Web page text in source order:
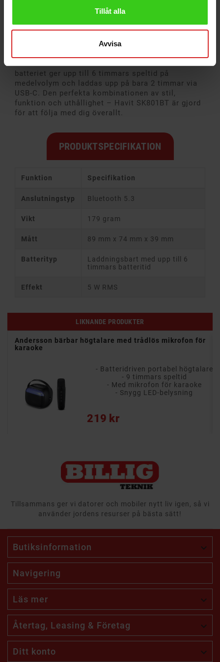
Tillåt alla
Avvisa
Designad för ett liv i rörelse
Med sin kompakta och slitstarka design i ABS och
den enkel att ta med överallt. Det kraftfulla
batteriet ger upp till 6 timmars speltid på
medelvolym och laddas upp på bara 2 timmar via
USB-C. Den perfekta kombinationen av stil,
funktion och uthållighet – Havit SK801BT är gjord
för att följa med dig överallt.
PRODUKTSPECIFIKATION
Funktion Specifikation
Anslutningstyp Bluetooth 5.3
Vikt 179 gram
Mått 89 mm x 74 mm x 39 mm
Batterityp
Laddningsbart med upp till 6
timmars batteritid
Effekt 5 W RMS
LIKNANDE PRODUKTER
Andersson bärbar högtalare med trådlös mikrofon för
karaoke
- Batteridriven portabel högtalare
- 9 timmars speltid
- Med mikrofon för karaoke
- Snygg LED-belysning
219 kr
Pris
Tillsammans ger vi datorer och mobiler nytt liv igen, så vi
använder jordens resurser på bästa sätt!
Butiksinformation 
Navigering
Läs mer 
Återtag, Leasing & Företag 
Ditt konto 